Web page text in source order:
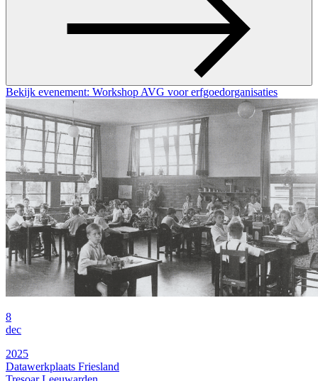
Bekijk evenement: Workshop AVG voor erfgoedorganisaties
8
dec
2025
Datawerkplaats Friesland